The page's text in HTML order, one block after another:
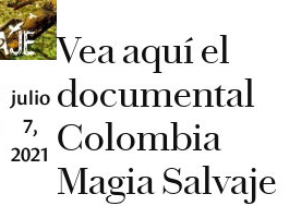
julio
7,
2021
Vea aquí el
documental
Colombia
Magia Salvaje